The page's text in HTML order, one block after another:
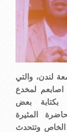
لندن، والتي
لمخدع
بكتابة بعض
المثيرة
الخاص وتتحدث